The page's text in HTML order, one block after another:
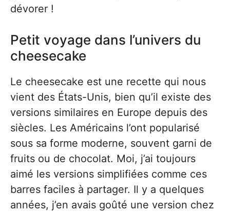
dévorer !
Petit voyage dans l’univers du
cheesecake
Le cheesecake est une recette qui nous
vient des États-Unis, bien qu’il existe des
versions similaires en Europe depuis des
siècles. Les Américains l’ont popularisé
sous sa forme moderne, souvent garni de
fruits ou de chocolat. Moi, j’ai toujours
aimé les versions simplifiées comme ces
barres faciles à partager. Il y a quelques
années, j’en avais goûté une version chez